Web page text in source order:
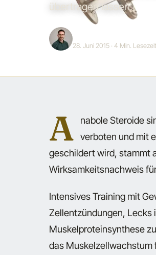
übertragen lassen.
28. Juni 2015 · 4 Min. Lesezeit
A
nabole Steroide
verboten und mit
geschildert wird, stammt
Wirksamkeitsnachweis
Intensives Training mit
Zellentzündungen, Lecks
Muskelproteinsynthese
das Muskelzellwachstum